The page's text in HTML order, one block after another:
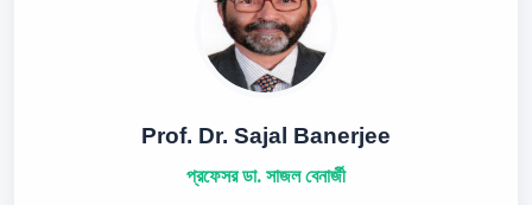
Prof. Dr. Sajal Banerjee
প্রফেসর ডা. সাজল বেনার্জী